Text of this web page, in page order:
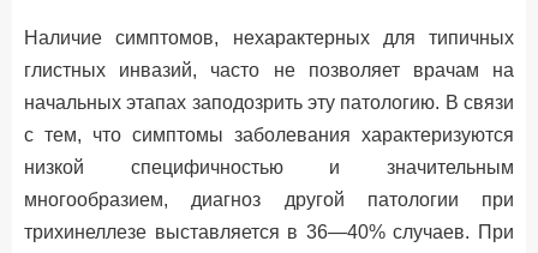
Наличие симптомов, нехарактерных для типичных
глистных инвазий, часто не позволяет врачам на
начальных этапах заподозрить эту патологию. В связи
с тем, что симптомы заболевания характеризуются
низкой специфичностью и значительным
многообразием, диагноз другой патологии при
трихинеллезе выставляется в 36—40% случаев. При